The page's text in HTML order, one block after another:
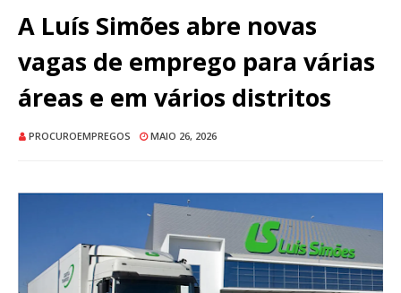
A Luís Simões abre novas
vagas de emprego para várias
áreas e em vários distritos
PROCUROEMPREGOS MAIO 26, 2026